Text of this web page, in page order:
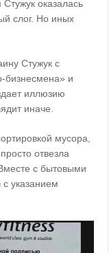
оказалась
слог. Но иных
Стужук с
бизнесмена» и
иллюзию
иначе.
мусора,
отвезла
с бытовыми
указанием